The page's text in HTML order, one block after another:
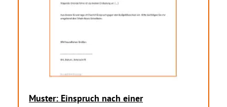
Muster: Einspruch nach einer